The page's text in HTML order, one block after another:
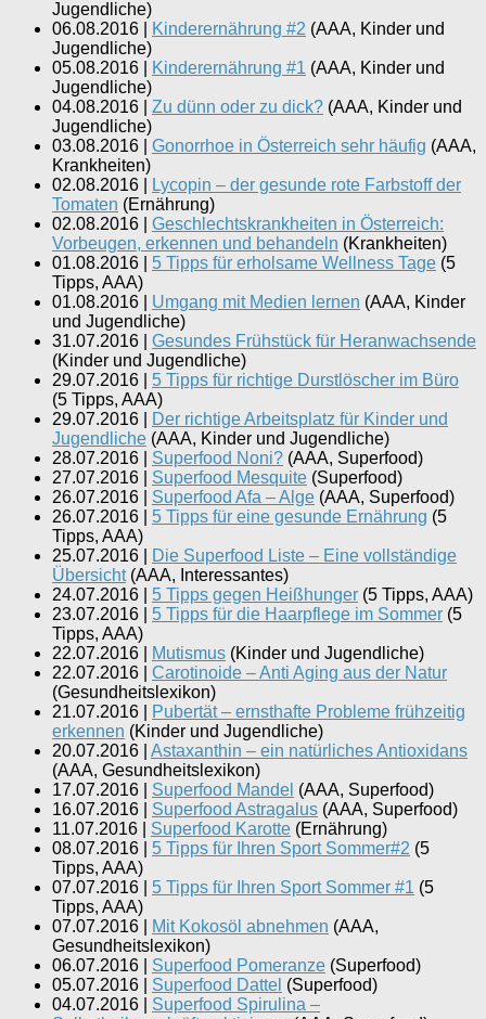
Jugendliche)
06.08.2016
Kinderernährung #2 (AAA, Kinder und
Jugendliche)
05.08.2016
Kinderernährung #1 (AAA, Kinder und
Jugendliche)
04.08.2016
Zu dünn oder zu dick? (AAA, Kinder und
Jugendliche)
03.08.2016
Gonorrhoe in Österreich sehr häufig (AAA,
Krankheiten)
02.08.2016
Lycopin – der gesunde rote Farbstoff der
Tomaten (Ernährung)
02.08.2016
Geschlechtskrankheiten in Österreich:
Vorbeugen, erkennen und behandeln (Krankheiten)
01.08.2016
5 Tipps für erholsame Wellness Tage (5
Tipps, AAA)
01.08.2016
Umgang mit Medien lernen (AAA, Kinder
und Jugendliche)
31.07.2016
Gesundes Frühstück für Heranwachsende
(Kinder und Jugendliche)
29.07.2016
5 Tipps für richtige Durstlöscher im Büro
(5 Tipps, AAA)
29.07.2016
Der richtige Arbeitsplatz für Kinder und
Jugendliche (AAA, Kinder und Jugendliche)
28.07.2016
Superfood Noni? (AAA, Superfood)
27.07.2016
Superfood Mesquite (Superfood)
26.07.2016
Superfood Afa – Alge (AAA, Superfood)
26.07.2016
5 Tipps für eine gesunde Ernährung (5
Tipps, AAA)
25.07.2016
Die Superfood Liste – Eine vollständige
Übersicht (AAA, Interessantes)
24.07.2016
5 Tipps gegen Heißhunger (5 Tipps, AAA)
23.07.2016
5 Tipps für die Haarpflege im Sommer (5
Tipps, AAA)
22.07.2016
Mutismus (Kinder und Jugendliche)
22.07.2016
Carotinoide – Anti Aging aus der Natur
(Gesundheitslexikon)
21.07.2016
Pubertät – ernsthafte Probleme frühzeitig
erkennen (Kinder und Jugendliche)
20.07.2016
Astaxanthin – ein natürliches Antioxidans
(AAA, Gesundheitslexikon)
17.07.2016
Superfood Mandel (AAA, Superfood)
16.07.2016
Superfood Astragalus (AAA, Superfood)
11.07.2016
Superfood Karotte (Ernährung)
08.07.2016
5 Tipps für Ihren Sport Sommer#2 (5
Tipps, AAA)
07.07.2016
5 Tipps für Ihren Sport Sommer #1 (5
Tipps, AAA)
07.07.2016
Mit Kokosöl abnehmen (AAA,
Gesundheitslexikon)
06.07.2016
Superfood Pomeranze (Superfood)
05.07.2016
Superfood Dattel (Superfood)
04.07.2016
Superfood Spirulina –